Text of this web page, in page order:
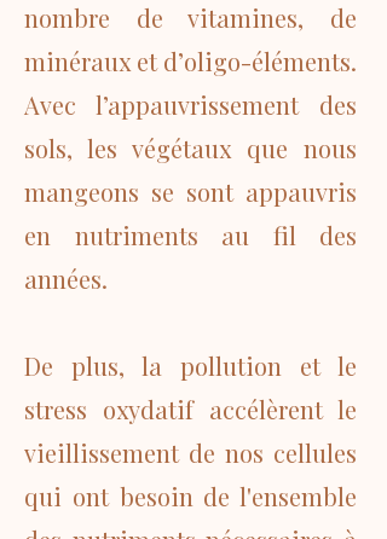
nombre de vitamines, de
minéraux et d’oligo-éléments.
Avec l’appauvrissement des
sols, les végétaux que nous
mangeons se sont appauvris
en nutriments au fil des
années.
De plus, la pollution et le
stress oxydatif accélèrent le
vieillissement de nos cellules
qui ont besoin de l'ensemble